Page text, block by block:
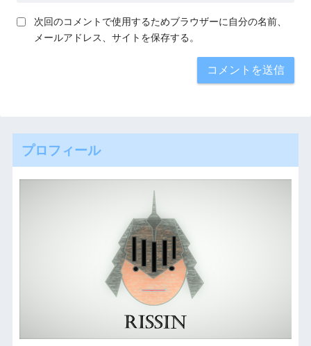
次回のコメントで使用するためブラウザーに自分の名前、
メールアドレス、サイトを保存する。
プロフィール